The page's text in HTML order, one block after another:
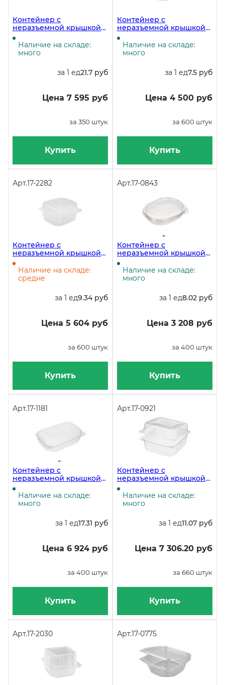
Контейнер с
неразъемной крышкой
РК-30, 2200 мл,
218х150х64 мм, в
упаковке 350 штук
Наличие на складе:
много
за 1 ед21.7 руб
Цена 7 595 руб
за 350 штук
Купить
Контейнер с
неразъемной крышкой
РК-10, 400 мл, 120х120х63
мм, в упаковке 600 штук
Наличие на складе:
много
за 1 ед7.5 руб
Цена 4 500 руб
за 600 штук
Купить
Арт.17-2282
Контейнер с
неразъемной крышкой
РК-11Д(М), 920 мл,
132х131х78 мм, в упаковке
600 штук
Наличие на складе:
средне
за 1 ед9.34 руб
Цена 5 604 руб
за 600 штук
Купить
Арт.17-0843
Контейнер с
неразъемной крышкой
РКС-250/1ОП, 250 мл,
159х130х30 мм, овальный,
в упаковке 400 штук
Наличие на складе:
много
за 1 ед8.02 руб
Цена 3 208 руб
за 400 штук
Купить
Арт.17-1181
Контейнер с
неразъемной крышкой
РК-21ТМ, 1550 мл,
218х141х68 мм, в упаковке
400 штук
Наличие на складе:
много
за 1 ед17.31 руб
Цена 6 924 руб
за 400 штук
Купить
Арт.17-0921
Контейнер с
неразъемной крышкой
150х150х80 мм, 1250 мл,
РК 15 (М) (ОП), 660 штук
Наличие на складе:
много
за 1 ед11.07 руб
Цена 7 306.20 руб
за 660 штук
Купить
Арт.17-2030 Арт.17-0775